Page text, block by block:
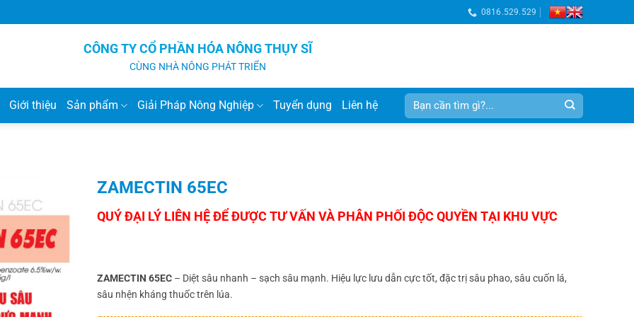
0816.529.529
CÔNG TY CỔ PHẦN HÓA NÔNG THỤY SĨ
CÙNG NHÀ NÔNG PHÁT TRIỂN
Giới thiệu Sản phẩm Giải Pháp Nông Nghiệp Tuyển dụng Liên hệ
Tìm
kiếm:
ZAMECTIN 65EC
ZAMECTIN 65EC– Diệt sâu nhanh – sạch sâu mạnh. Hiệu lực lưu dẫn cực tốt, đặc trị sâu phao, sâu cuốn lá,
sâu nhện kháng thuốc trên lúa.